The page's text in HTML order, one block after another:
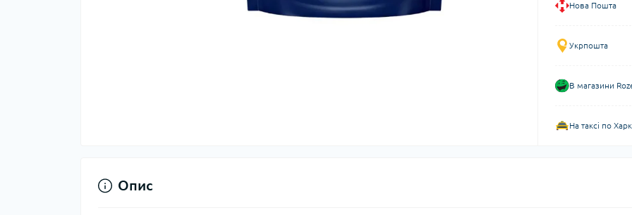
Нова Пошта
Укрпошта
В магазини
На таксі по
Опис